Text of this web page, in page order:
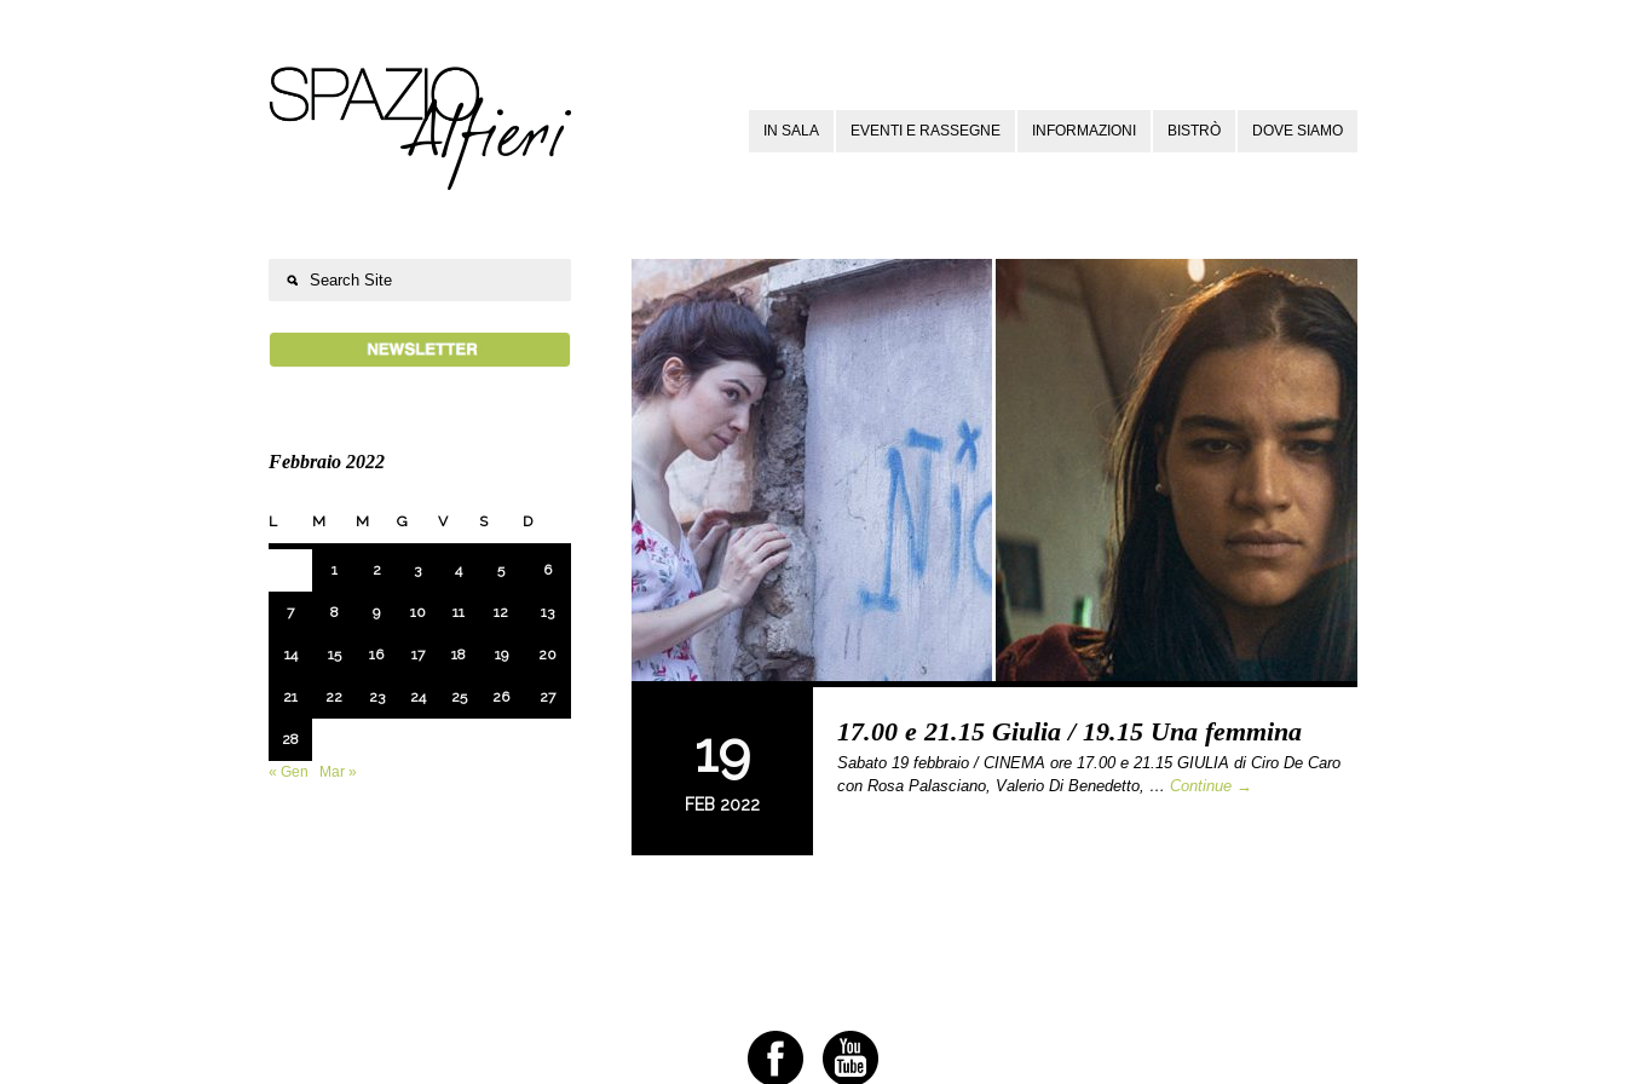
IN SALA EVENTI E RASSEGNE INFORMAZIONI BISTRÒ DOVE SIAMO
19
FEB 2022
17.00 e 21.15 Giulia / 19.15 Una femmina
Sabato 19 febbraio / CINEMA ore 17.00 e 21.15 GIULIA di Ciro De Caro
con Rosa Palasciano, Valerio Di Benedetto, … Continue →
Febbraio 2022
L M M G V S D
1 2 3 4 5 6
7 8 9 10 11 12 13
14 15 16 17 18 19 20
21 22 23 24 25 26 27
28
« Gen
Mar »